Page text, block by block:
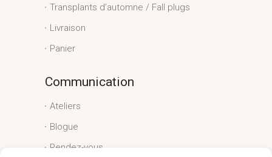
Transplants d’automne / Fall plugs
Livraison
Panier
Communication
Ateliers
Blogue
Rendez-vous